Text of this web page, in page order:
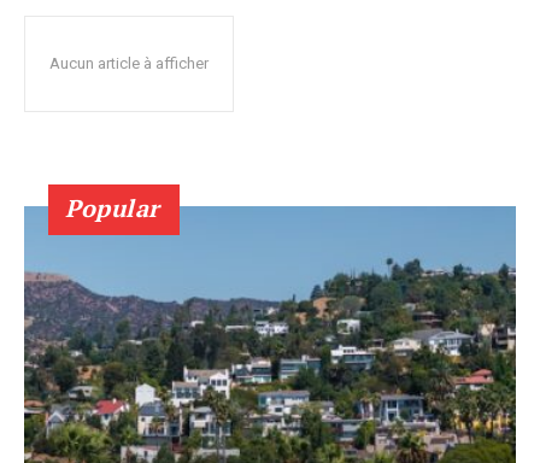
Aucun article à afficher
Popular